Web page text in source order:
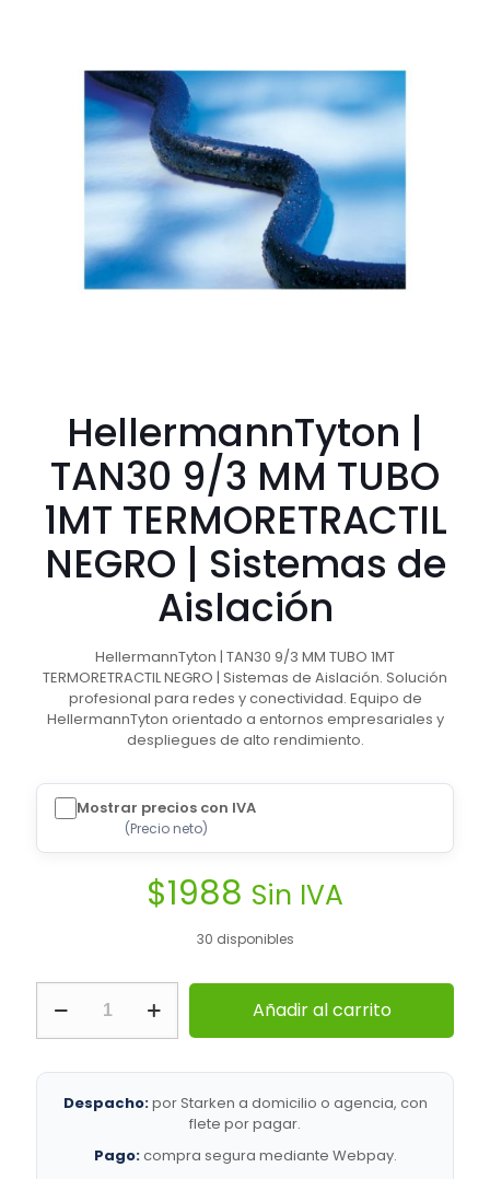
HellermannTyton |
TAN30 9/3 MM TUBO
1MT TERMORETRACTIL
NEGRO | Sistemas de
Aislación
HellermannTyton | TAN30 9/3 MM TUBO 1MT
TERMORETRACTIL NEGRO | Sistemas de Aislación. Solución
profesional para redes y conectividad. Equipo de
HellermannTyton orientado a entornos empresariales y
despliegues de alto rendimiento.
Mostrar precios con IVA
(Precio neto)
$1988 Sin IVA
30 disponibles
TAN30
MM
TUBO
Añadir al carrito
Despacho:por Starken a domicilio o agencia, con
flete por pagar.
Pago:compra segura mediante Webpay.